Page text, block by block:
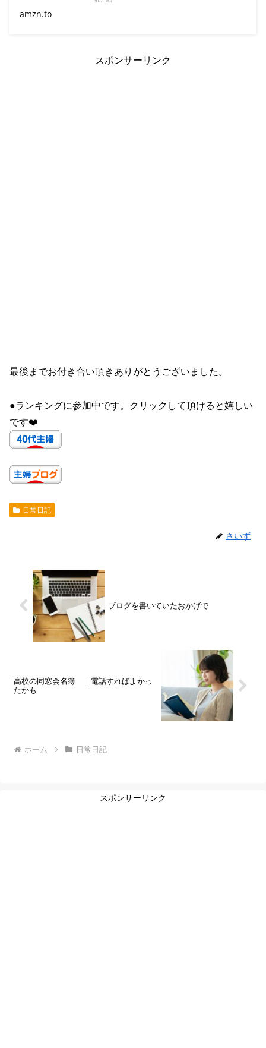
amzn.to
スポンサーリンク
最後までお付き合い頂きありがとうございました。
●ランキングに参加中です。クリックして頂けると嬉しい
です❤️
日常日記
さいず
ブログを書いていたおかげで
高校の同窓会名簿 ｜電話すればよかっ
たかも
ホーム 日常日記
スポンサーリンク